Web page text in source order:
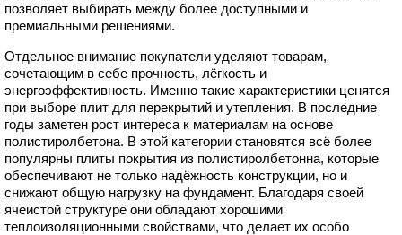
позволяет выбирать между более доступными и
премиальными решениями.
Отдельное внимание покупатели уделяют товарам,
сочетающим в себе прочность, лёгкость и
энергоэффективность. Именно такие характеристики ценятся
при выборе плит для перекрытий и утепления. В последние
годы заметен рост интереса к материалам на основе
полистиролбетона. В этой категории становятся всё более
популярны плиты покрытия из полистиролбетонна, которые
обеспечивают не только надёжность конструкции, но и
снижают общую нагрузку на фундамент. Благодаря своей
ячеистой структуре они обладают хорошими
теплоизоляционными свойствами, что делает их особо